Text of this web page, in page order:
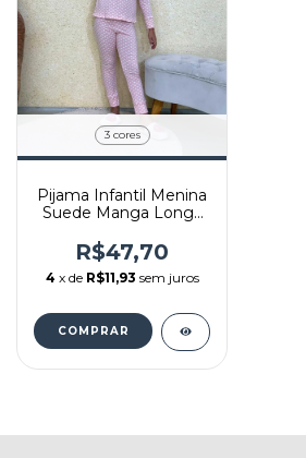
3 cores
Pijama Infantil Menina
Suede Manga Longa
R$47,70
4 x de R$11,93 sem juros
COMPRAR